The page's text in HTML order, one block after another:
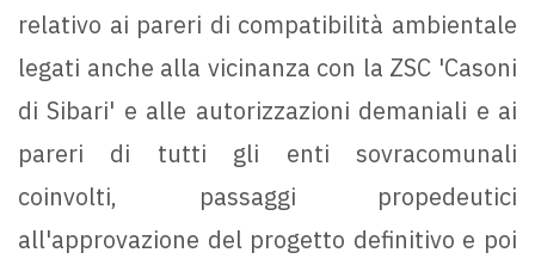
relativo ai pareri di compatibilità ambientale
legati anche alla vicinanza con la ZSC 'Casoni
di Sibari' e alle autorizzazioni demaniali e ai
pareri di tutti gli enti sovracomunali
coinvolti, passaggi propedeutici
all'approvazione del progetto definitivo e poi